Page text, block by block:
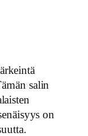
salin
on